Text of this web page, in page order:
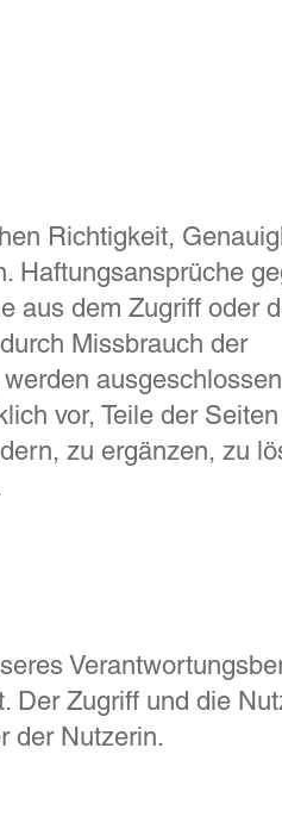
Richtigkeit,
Haftungsansprüche
aus dem Zugriff oder
Missbrauch der
vor, Teile der
zu ergänzen, zu
Der Zugriff und die
der Nutzerin.